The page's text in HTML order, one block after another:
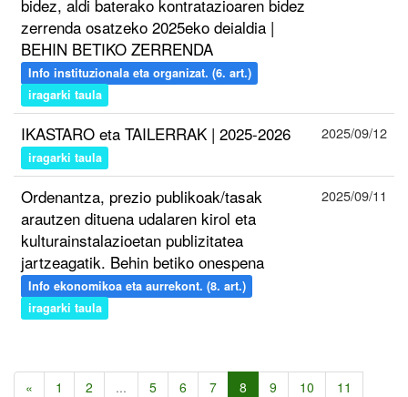
bidez, aldi baterako kontratazioaren bidez
zerrenda osatzeko 2025eko deialdia |
BEHIN BETIKO ZERRENDA
Info instituzionala eta organizat. (6. art.)
iragarki taula
IKASTARO eta TAILERRAK | 2025-2026
iragarki taula
2025/09/12
Ordenantza, prezio publikoak/tasak
arautzen dituena udalaren kirol eta
kulturainstalazioetan publizitatea
jartzeagatik. Behin betiko onespena
Info ekonomikoa eta aurrekont. (8. art.)
iragarki taula
2025/09/11
« 1 2 ... 5 6 7 8 9 10
11